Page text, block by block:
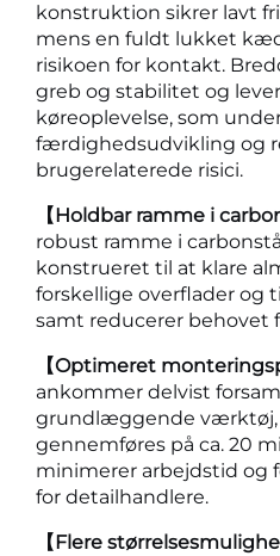
konstruktion sikrer lavt
mens en fuldt lukket
risikoen for kontakt.
greb og stabilitet og
køreoplevelse, som
færdighedsudvikling og
brugerelaterede risici.
【Holdbar ramme i
robust ramme i
konstrueret til at klare
forskellige overflader og
samt reducerer behovet
【Optimeret
ankommer delvist
grundlæggende værktøj,
gennemføres på ca. 20
minimerer arbejdstid og
for detailhandlere.
【Flere